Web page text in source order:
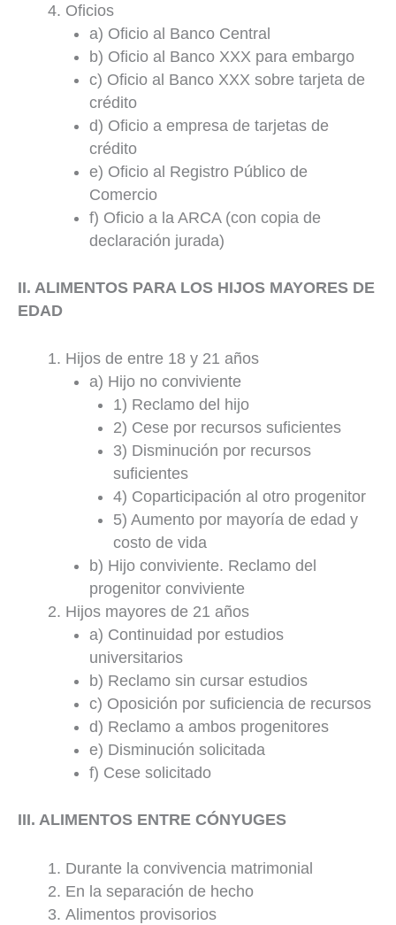
Oficios
a) Oficio al Banco Central
b) Oficio al Banco XXX para embargo
c) Oficio al Banco XXX sobre tarjeta de
crédito
d) Oficio a empresa de tarjetas de
crédito
e) Oficio al Registro Público de
Comercio
f) Oficio a la ARCA (con copia de
declaración jurada)
II. ALIMENTOS PARA LOS HIJOS MAYORES DE
EDAD
Hijos de entre 18 y 21 años
a) Hijo no conviviente
1) Reclamo del hijo
2) Cese por recursos suficientes
3) Disminución por recursos
suficientes
4) Coparticipación al otro progenitor
5) Aumento por mayoría de edad y
costo de vida
b) Hijo conviviente. Reclamo del
progenitor conviviente
Hijos mayores de 21 años
a) Continuidad por estudios
universitarios
b) Reclamo sin cursar estudios
c) Oposición por suficiencia de recursos
d) Reclamo a ambos progenitores
e) Disminución solicitada
f) Cese solicitado
III. ALIMENTOS ENTRE CÓNYUGES
Durante la convivencia matrimonial
En la separación de hecho
Alimentos provisorios